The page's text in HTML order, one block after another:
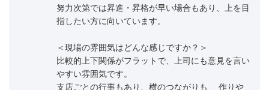
努力次第では昇進・昇格が早い場合もあり、上を目
指したい方に向いています。
＜現場の雰囲気はどんな感じですか？＞
比較的上下関係がフラットで、上司にも意見を言い
やすい雰囲気です。
支店ごとの行事もあり、横のつながりも 作りや